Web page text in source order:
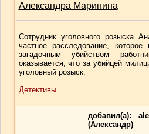
Александра Маринина
Сотрудник уголовного розыска
частное расследование,
загадочным убийством
оказывается, что за убийцей
уголовный розыск.
Детективы
добавил(a):
(Александр)